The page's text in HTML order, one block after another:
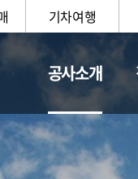
기차여행
공사소개
일반현황